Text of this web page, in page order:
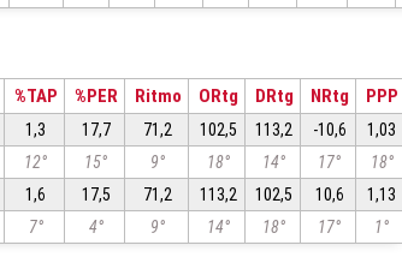
%TAP %PER Ritmo ORtg DRtg NRtg PPP
1,3 17,7 71,2 102,5 113,2 -10,6
1,03
12° 15° 9° 18° 14° 17°
18°
1,6 17,5 71,2 113,2 102,5 10,6
1,13
7° 4° 9° 14° 18° 17° 1°